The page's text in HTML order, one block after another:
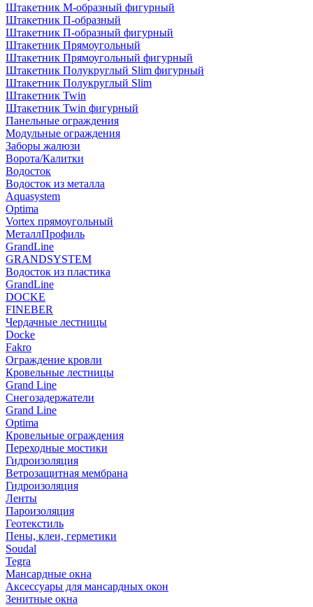
Штакетник М-образный фигурный
Штакетник П-образный
Штакетник П-образный фигурный
Штакетник Прямоугольный
Штакетник Прямоугольный фигурный
Штакетник Полукруглый Slim фигурный
Штакетник Полукруглый Slim
Штакетник Twin
Штакетник Twin фигурный
Панельные ограждения
Модульные ограждения
Заборы жалюзи
Ворота/Калитки
Водосток
Водосток из металла
Aquasystem
Optima
Vortex прямоугольный
МеталлПрофиль
GrandLine
GRANDSYSTEM
Водосток из пластика
GrandLine
DOCKE
FINEBER
Чердачные лестницы
Docke
Fakro
Ограждение кровли
Кровельные лестницы
Grand Line
Снегозадержатели
Grand Line
Optima
Кровельные ограждения
Переходные мостики
Гидроизоляция
Ветрозащитная мембрана
Гидроизоляция
Ленты
Пароизоляция
Геотекстиль
Пены, клеи, герметики
Soudal
Tegra
Мансардные окна
Аксессуары для мансардных окон
Зенитные окна